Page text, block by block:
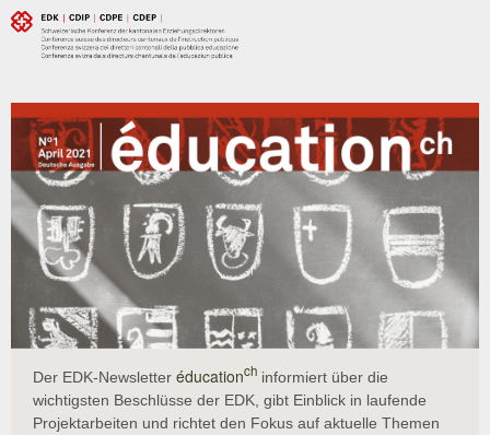
Der EDK-Newsletter éducationch informiert über die
wichtigsten Beschlüsse der EDK, gibt Einblick in laufende
Projektarbeiten und richtet den Fokus auf aktuelle Themen